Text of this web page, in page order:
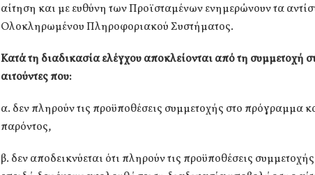
αίτηση και με ευθύνη των Προϊσταμένων ενημερώνουν τα
Ολοκληρωμένου Πληροφοριακού Συστήματος.
Κατά τη διαδικασία ελέγχου αποκλείονται από τη συμμετοχή
αιτούντες που:
α. δεν πληρούν τις προϋποθέσεις συμμετοχής στο πρόγραμμα
παρόντος,
β. δεν αποδεικνύεται ότι πληρούν τις προϋποθέσεις